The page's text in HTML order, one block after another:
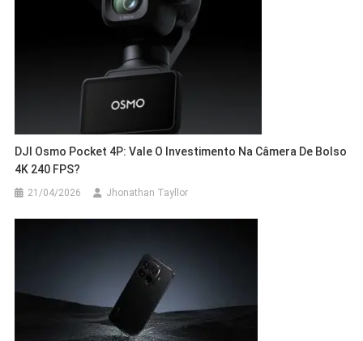
DJI Osmo Pocket 4P: Vale O Investimento Na Câmera De Bolso
4K 240 FPS?
21/04/2026 Jhonathan Tayllor